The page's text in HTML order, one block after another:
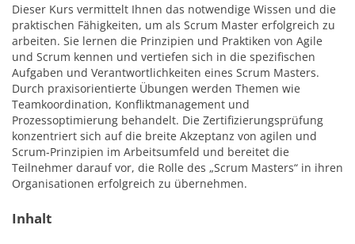
Dieser Kurs vermittelt Ihnen das notwendige Wissen und die
praktischen Fähigkeiten, um als Scrum Master erfolgreich zu
arbeiten. Sie lernen die Prinzipien und Praktiken von Agile
und Scrum kennen und vertiefen sich in die spezifischen
Aufgaben und Verantwortlichkeiten eines Scrum Masters.
Durch praxisorientierte Übungen werden Themen wie
Teamkoordination, Konfliktmanagement und
Prozessoptimierung behandelt. Die Zertifizierungsprüfung
konzentriert sich auf die breite Akzeptanz von agilen und
Scrum-Prinzipien im Arbeitsumfeld und bereitet die
Teilnehmer darauf vor, die Rolle des „Scrum Masters“ in ihren
Organisationen erfolgreich zu übernehmen.
Inhalt